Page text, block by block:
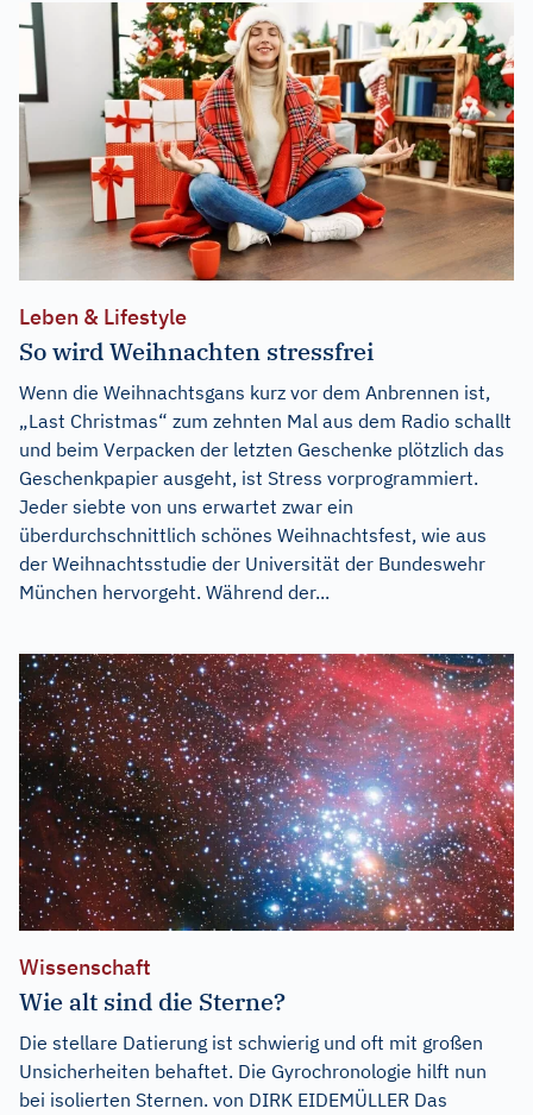
Leben & Lifestyle
So wird Weihnachten stressfrei
Wenn die Weihnachtsgans kurz vor dem Anbrennen ist,
„Last Christmas“ zum zehnten Mal aus dem Radio schallt
und beim Verpacken der letzten Geschenke plötzlich das
Geschenkpapier ausgeht, ist Stress vorprogrammiert.
Jeder siebte von uns erwartet zwar ein
überdurchschnittlich schönes Weihnachtsfest, wie aus
der Weihnachtsstudie der Universität der Bundeswehr
München hervorgeht. Während der...
Wissenschaft
Wie alt sind die Sterne?
Die stellare Datierung ist schwierig und oft mit großen
Unsicherheiten behaftet. Die Gyrochronologie hilft nun
bei isolierten Sternen. von DIRK EIDEMÜLLER Das